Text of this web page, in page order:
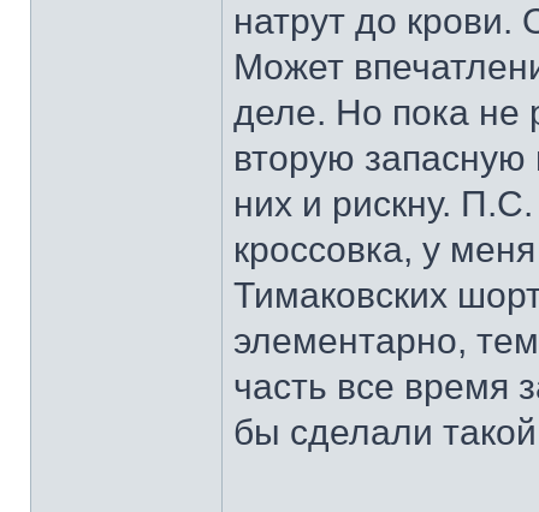
натрут до крови.
Может
деле. Но пока не
вторую запасную
них и рискну.
кроссовка, у
Тимаковских
элементарно,
часть все время
бы сделали